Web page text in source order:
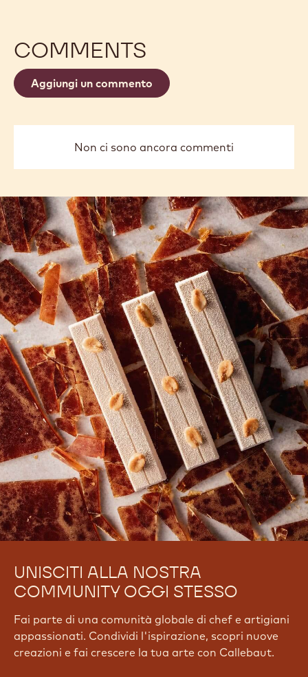
COMMENTS
Aggiungi un commento
Non ci sono ancora commenti
UNISCITI ALLA NOSTRA
COMMUNITY OGGI STESSO
Fai parte di una comunità globale di chef e artigiani
appassionati. Condividi l'ispirazione, scopri nuove
creazioni e fai crescere la tua arte con Callebaut.